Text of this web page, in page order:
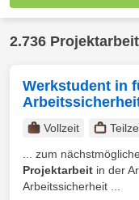
2.736
Werkstudent in
Vollzeit
... zum
Projektarbeit in der
Arbeitssicherheit ...